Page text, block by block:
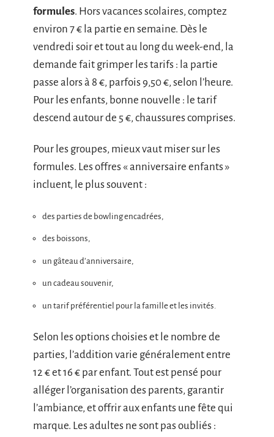
formules. Hors vacances scolaires, comptez
environ 7 € la partie en semaine. Dès le
vendredi soir et tout au long du week-end, la
demande fait grimper les tarifs : la partie
passe alors à 8 €, parfois 9,50 €, selon l’heure.
Pour les enfants, bonne nouvelle : le tarif
descend autour de 5 €, chaussures comprises.
Pour les groupes, mieux vaut miser sur les
formules. Les offres « anniversaire enfants »
incluent, le plus souvent :
des parties de bowling encadrées,
des boissons,
un gâteau d’anniversaire,
un cadeau souvenir,
un tarif préférentiel pour la famille et les invités.
Selon les options choisies et le nombre de
parties, l’addition varie généralement entre
12 € et 16 € par enfant. Tout est pensé pour
alléger l’organisation des parents, garantir
l’ambiance, et offrir aux enfants une fête qui
marque. Les adultes ne sont pas oubliés :